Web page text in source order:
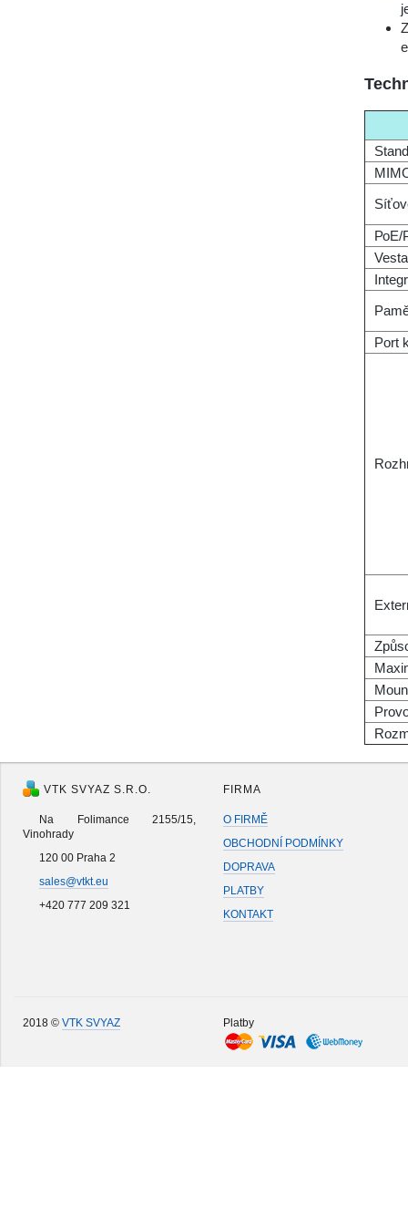
РоЕ/
Port
VTK SVYAZ S.R.O.
Na Folimance 2155/15,
Vinohrady
120 00 Praha 2
sales@vtkt.eu
+420 777 209 321
FIRMA
O FIRMĚ
OBCHODNÍ PODMÍNKY
DOPRAVA
PLATBY
KONTAKT
2018 © VTK SVYAZ Platby